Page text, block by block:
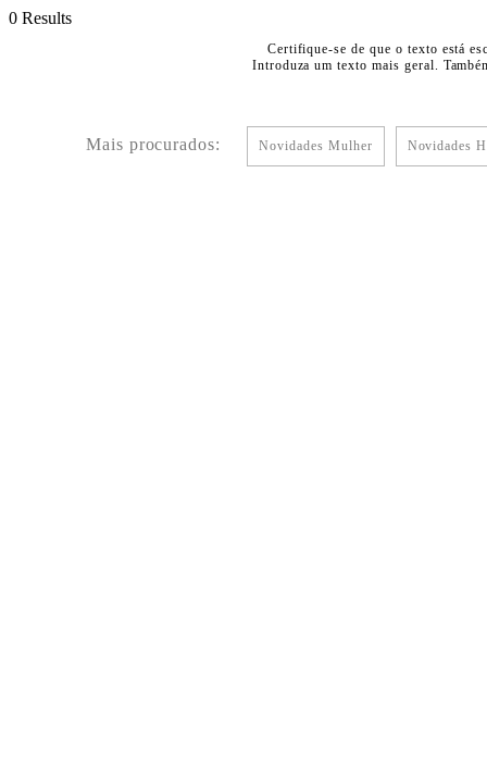
0 Results
Certifique-se de que o texto está
Introduza um texto mais geral.
Mais procurados: Novidades Mulher Novidades